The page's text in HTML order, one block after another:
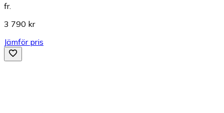
fr.
3 790 kr
Jämför pris